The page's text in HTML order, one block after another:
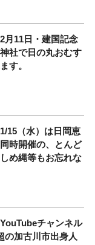
2月11日・建国記念
社で日の丸おむす
す。
1/15（水）は日岡恵
時開催の、とんど
め縄等もお忘れな
YouTubeチャンネル
の加古川市出身人